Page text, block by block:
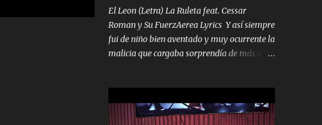
gente ahí está el Hombre Cuarenta y
también Pariente 7 arreglan cualquier
problema no más es cuestión que ordené
NOS HACE FALTA UN HERMANO DE CLAVE
SIEMPRE VIO POR LA FAMILIA PARA QUE
SIGA EL LEGADO Es el DOS de los
HERMANOS un cerebro inteligente y com...
El Leon (Letra) La Ruleta feat. Cessar
Roman y Su FuerzAerea Lyrics Y así siempre
fui de niño bien aventado y muy ocurrente la
malicia que cargaba sorprendía de más a la
Tranquilo me la navego ando en lo mío sin